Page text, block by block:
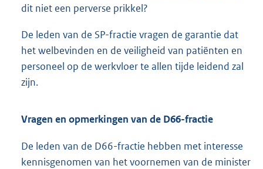
dit niet een perverse prikkel?
De leden van de SP-fractie vragen de garantie dat
het welbevinden en de veiligheid van patiënten en
personeel op de werkvloer te allen tijde leidend zal
zijn.
Vragen en opmerkingen van de D66-fractie
De leden van de D66-fractie hebben met interesse
kennisgenomen van het voornemen van de minister